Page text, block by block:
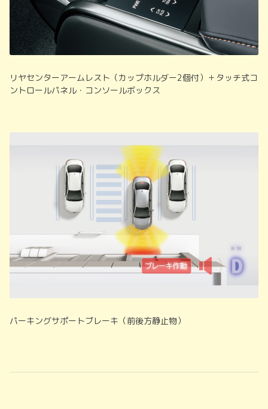
リヤセンターアームレスト（カップホルダー2個付）＋タッチ式コ
ントロールパネル・コンソールボックス
パーキングサポートブレーキ（前後方静止物）